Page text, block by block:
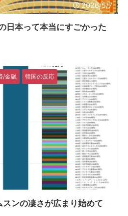
2026/5/7
日本って本当にすごかった
2026/5/7
/金融 韓国の反応
ンの凄さが広まり始めて